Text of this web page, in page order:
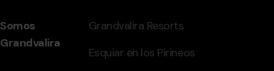
Somos
Grandvalira
Grandvalira Resorts
Esquiar en los Pirineos